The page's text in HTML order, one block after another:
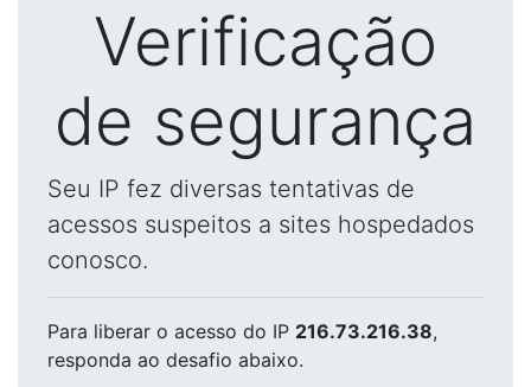
Verificação
de segurança
Seu IP fez diversas tentativas de
acessos suspeitos a sites hospedados
conosco.
Para liberar o acesso do IP 216.73.216.38,
responda ao desafio abaixo.